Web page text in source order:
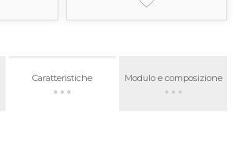
Caratteristiche Modulo e composizione